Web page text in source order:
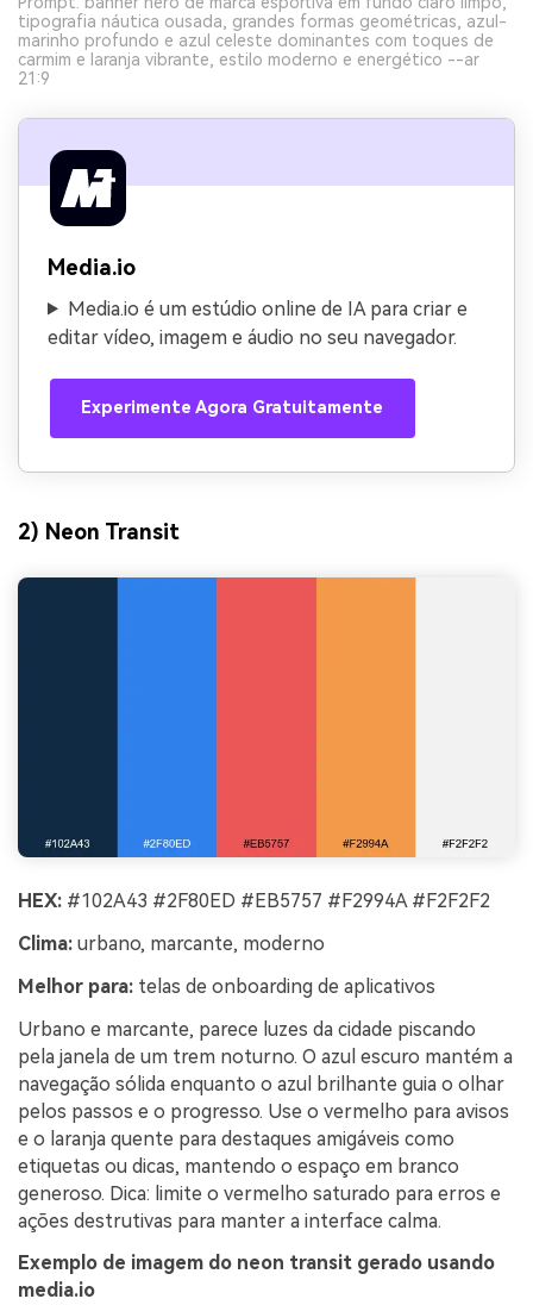
tipografia náutica ousada, grandes formas geométricas, azul-
marinho profundo e azul celeste dominantes com toques de
carmim e laranja vibrante, estilo moderno e energético --ar
21:9
Media.io
Media.io é um estúdio online de IA para criar e
editar vídeo, imagem e áudio no seu navegador.
Experimente Agora Gratuitamente
2) Neon Transit
HEX: #102A43 #2F80ED #EB5757 #F2994A #F2F2F2
Clima: urbano, marcante, moderno
Melhor para: telas de onboarding de aplicativos
Urbano e marcante, parece luzes da cidade piscando
pela janela de um trem noturno. O azul escuro mantém a
navegação sólida enquanto o azul brilhante guia o olhar
pelos passos e o progresso. Use o vermelho para avisos
e o laranja quente para destaques amigáveis como
etiquetas ou dicas, mantendo o espaço em branco
generoso. Dica: limite o vermelho saturado para erros e
ações destrutivas para manter a interface calma.
Exemplo de imagem do neon transit gerado usando
media.io